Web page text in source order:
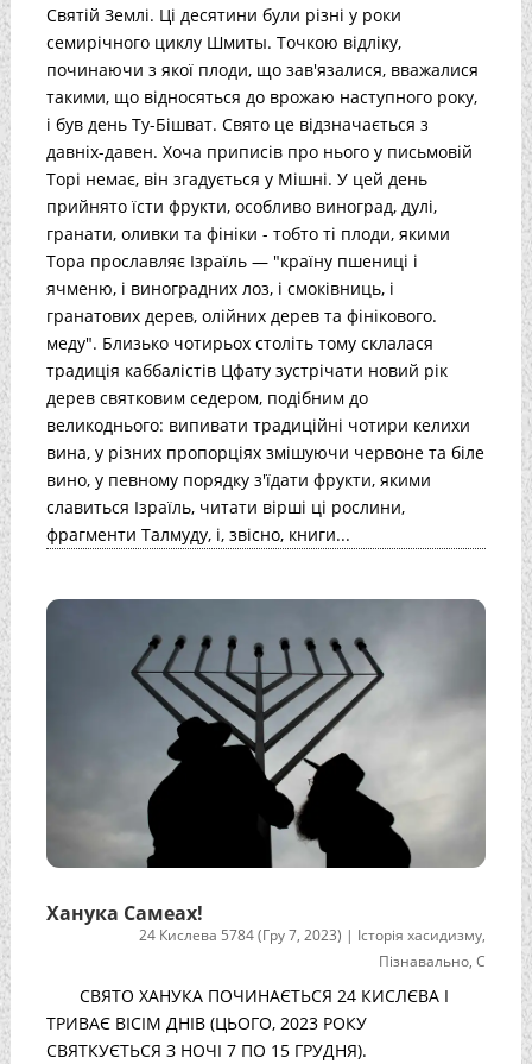
Святій Землі. Ці десятини були різні у роки
семирічного циклу Шмиты. Точкою відліку,
починаючи з якої плоди, що зав'язалися, вважалися
такими, що відносяться до врожаю наступного року,
і був день Ту-Бішват. Свято це відзначається з
давніх-давен. Хоча приписів про нього у письмовій
Торі немає, він згадується у Мішні. У цей день
прийнято їсти фрукти, особливо виноград, дулі,
гранати, оливки та фініки - тобто ті плоди, якими
Тора прославляє Ізраїль — "країну пшениці і
ячменю, і виноградних лоз, і смоківниць, і
гранатових дерев, олійних дерев та фінікового.
меду". Близько чотирьох століть тому склалася
традиція каббалістів Цфату зустрічати новий рік
дерев святковим седером, подібним до
великоднього: випивати традиційні чотири келихи
вина, у різних пропорціях змішуючи червоне та біле
вино, у певному порядку з'їдати фрукти, якими
славиться Ізраїль, читати вірші ці рослини,
фрагменти Талмуду, і, звісно, ​​книги...
Ханука Самеах!
24 Кислева 5784 (Гру 7, 2023) | Історія хасидизму,
Пізнавально,С
СВЯТО ХАНУКА ПОЧИНАЄТЬСЯ 24 КИСЛЄВА І
ТРИВАЄ ВІСІМ ДНІВ (ЦЬОГО, 2023 РОКУ
СВЯТКУЄТЬСЯ З НОЧІ 7 ПО 15 ГРУДНЯ).